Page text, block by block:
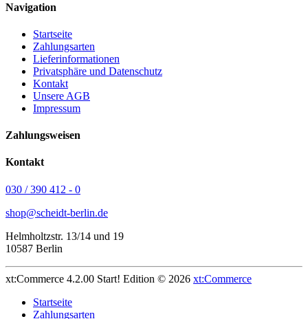
Navigation
Startseite
Zahlungsarten
Lieferinformationen
Privatsphäre und Datenschutz
Kontakt
Unsere AGB
Impressum
Zahlungsweisen
Kontakt
030 / 390 412 - 0
shop@scheidt-berlin.de
Helmholtzstr. 13/14 und 19
10587 Berlin
xt:Commerce 4.2.00 Start! Edition © 2026 xt:Commerce
Startseite
Zahlungsarten